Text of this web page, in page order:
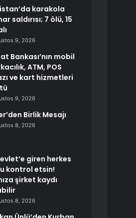
karakola
saldırısı; 7 ölü, 15
9, 2026
Bankası’nın mobil
ATM, POS
ve kart hizmetleri
9, 2026
Birlik Mesajı
8, 2026
giren herkes
kontrol etsin!
şirket kaydı
8, 2026